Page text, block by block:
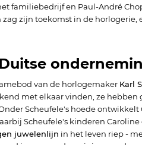
familiebedrijf en Paul-André
zijn toekomst in de
van de horlogemaker Karl
met elkaar vinden, ze
Scheufele's hoede ontwikkelt
Scheufele's kinderen
juwelenlijn in het leven riep -